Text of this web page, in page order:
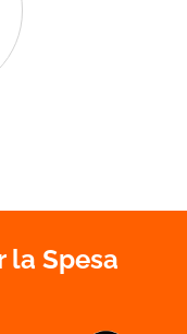
la Spesa